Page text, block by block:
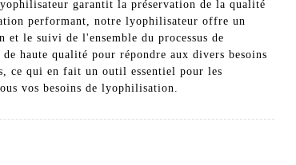
garantit la préservation de la qualité
performant, notre lyophilisateur offre un
le suivi de l'ensemble du processus de
haute qualité pour répondre aux divers besoins
ce qui en fait un outil essentiel pour les
vos besoins de lyophilisation.